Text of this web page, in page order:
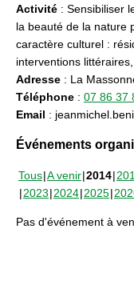
Activité : Sensibiliser
la beauté de la nature
caractère culturel :
interventions
Adresse : La
Téléphone : 07 86 37
Email :
Événements
Tous A venir 2014
2023 2024 2025
Pas d'événement à